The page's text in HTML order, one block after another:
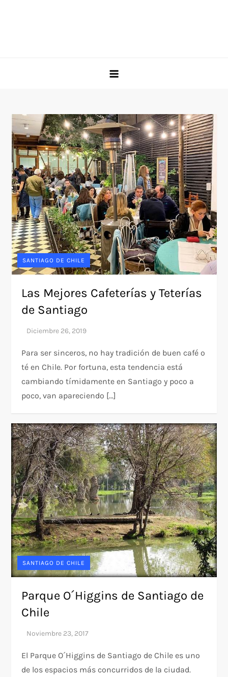
SANTIAGO DE CHILE
Las Mejores Cafeterías y Teterías
de Santiago
Para ser sinceros, no hay tradición de buen café o
té en Chile. Por fortuna, esta tendencia está
cambiando tímidamente en Santiago y poco a
poco, van apareciendo […]
SANTIAGO DE CHILE
Parque O´Higgins de Santiago de
Chile
El Parque O´Higgins de Santiago de Chile es uno
de los espacios más concurridos de la ciudad.